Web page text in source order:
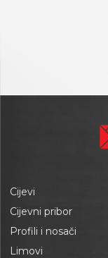
Cijevi
Cijevni pribor
Profili i nosači
Limovi